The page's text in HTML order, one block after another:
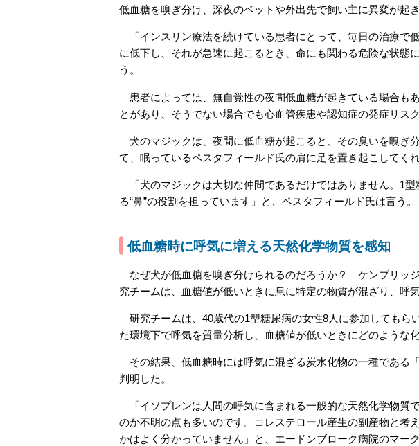
低血糖を嗅ぎ分け、深夜のベットや外出先で飼い主に異変が起
「インスリン療法を続けている患者にとって、毎日の治療で
に低下し、それが急速に起こるとき、命にも関わる危険な状態
う。
患者によっては、無自覚性の夜間低血糖が起きている場合も
とがあり、そうでない場合でも心血管疾患や認知症の発症リスク
犬のマジックは、夜間に低血糖が起こると、その臭いを嗅ぎ
て、眠っているペスタフィールド氏の肩に足を置き起こしてくれ
「犬のマジックは大切な仲間であるだけではありません。1
る“鼻”の役割を担っています」と、ペスタフィールド氏は言う。
低血糖時に呼気に増える天然化学物質を感知
なぜ犬が低血糖を嗅ぎ分けられるのだろうか？ ケンブリッ
究チームは、血糖値が低いときに息に特定の物質が混ざり、呼
研究チームは、40歳代の1型糖尿病の女性8人に参加してもら
た環境下で呼気を質量分析し、血糖値が低いときにどのような
その結果、低血糖時には呼気に混ざる炭水化物の一種である
判明した。
「イソプレンは人間の呼気に含まれる一般的な天然化学物質
のか不明の点も多いのです。コレステロール産生の副産物と考
かはよく分かっていません」と、エードンブローク病院のマー